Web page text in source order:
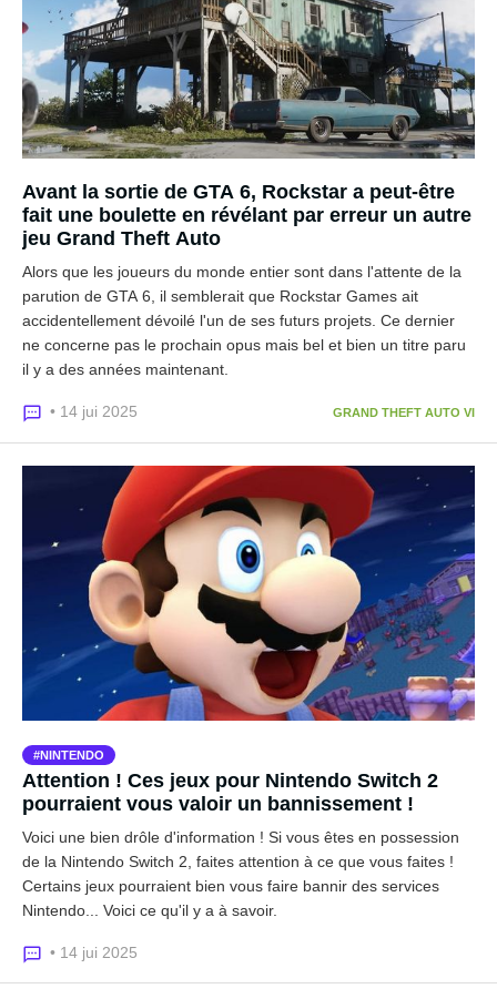
Avant la sortie de GTA 6, Rockstar a peut-être
fait une boulette en révélant par erreur un autre
jeu Grand Theft Auto
Alors que les joueurs du monde entier sont dans l'attente de la
parution de GTA 6, il semblerait que Rockstar Games ait
accidentellement dévoilé l'un de ses futurs projets. Ce dernier
ne concerne pas le prochain opus mais bel et bien un titre paru
il y a des années maintenant.
• 14 jui 2025 GRAND THEFT AUTO VI
NINTENDO
Attention ! Ces jeux pour Nintendo Switch 2
pourraient vous valoir un bannissement !
Voici une bien drôle d'information ! Si vous êtes en possession
de la Nintendo Switch 2, faites attention à ce que vous faites !
Certains jeux pourraient bien vous faire bannir des services
Nintendo... Voici ce qu'il y a à savoir.
• 14 jui 2025